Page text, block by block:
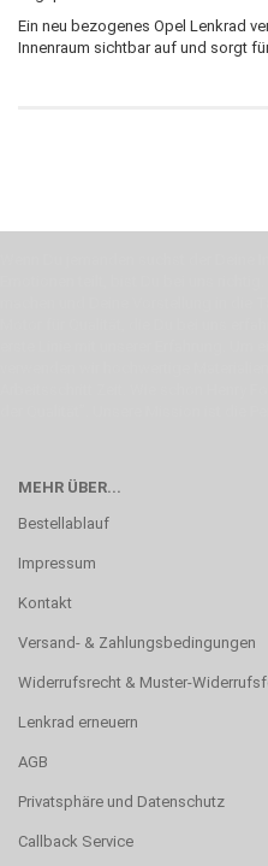
Ein neu bezogenes Opel Lenkrad
Innenraum sichtbar auf und sorgt
MEHR ÜBER...
Bestellablauf
Impressum
Kontakt
Versand- & Zahlungsbedingungen
Widerrufsrecht & Muster-
Lenkrad erneuern
AGB
Privatsphäre und Datenschutz
Callback Service